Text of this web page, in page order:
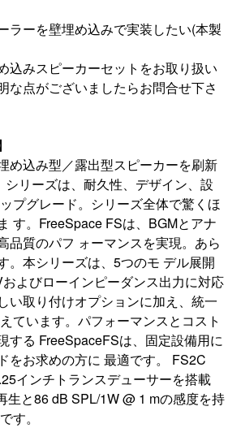
ラーを壁埋め込みで実装したい(本製
込みスピーカーセットをお取り扱い
な点がございましたらお問合せ下さ
め込み型／露出型スピーカーを刷新
リーズは、耐久性、デザイン、設
プグレード。シリーズ全体で驚くほ
す。FreeSpace FSは、BGMとアナ
品質のパフ ォーマンスを実現。あら
。本シリーズは、5つのモ デル展開
よびローインピーダンス出力に対応
い取り付けオプションに加え、統一
ています。パフォーマンスとコスト
する FreeSpaceFSは、固定設備用に
をお求めの方に 最適です。 FS2C
インチトランスデューサーを搭載
生と86 dB SPL/1W @ 1 mの感度を持
す。